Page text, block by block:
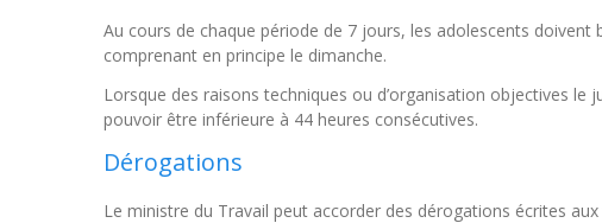
Au cours de chaque période de 7 jours, les adolescents
comprenant en principe le dimanche.
Lorsque des raisons techniques ou d’organisation objectives
pouvoir être inférieure à 44 heures consécutives.
Dérogations
Le ministre du Travail peut accorder des dérogations écrites